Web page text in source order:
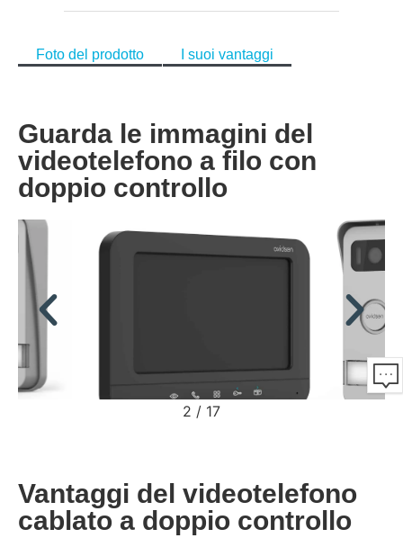
Foto del prodotto I suoi vantaggi
Guarda le immagini del
videotelefono a filo con
doppio controllo
2 / 17
Vantaggi del videotelefono
cablato a doppio controllo